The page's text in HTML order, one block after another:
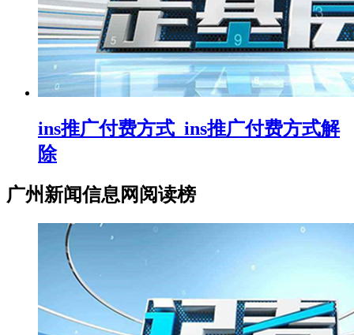
ins推广付费方式_ins推广付费方式解
除
广州新闻信息网阅读榜